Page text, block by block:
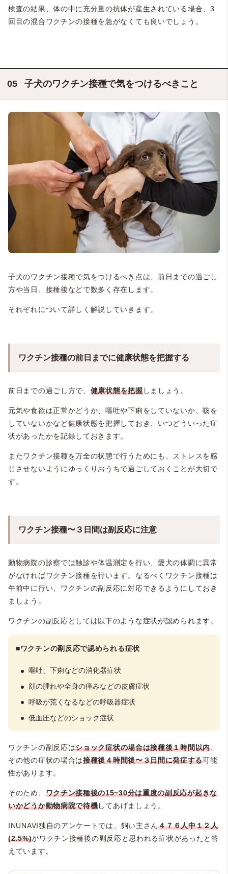
検査の結果、体の中に充分量の抗体が産生されている場合、3
回目の混合ワクチンの接種を急がなくても良いでしょう。
子犬のワクチン接種で気をつけるべきこと
子犬のワクチン接種で気をつけるべき点は、前日までの過ごし
方や当日、接種後などで数多く存在します。
それぞれについて詳しく解説していきます。
ワクチン接種の前日までに健康状態を把握する
前日までの過ごし方で、 健康状態を把握しましょう。
元気や食欲は正常かどうか、嘔吐や下痢をしていないか、咳を
していないかなど健康状態を把握しておき、いつどういった症
状があったかを記録しておきます。
またワクチン接種を万全の状態で行うためにも、ストレスを感
じさせないようにゆっくりおうちで過ごしておくことが大切で
す。
ワクチン接種〜３日間は副反応に注意
動物病院の診察では触診や体温測定を行い、愛犬の体調に異常
がなければワクチン接種を行います。なるべくワクチン接種は
午前中に行い、ワクチンの副反応に対応できるようにしておき
ましょう。
ワクチンの副反応としては以下のような症状が認められます。
■ワクチンの副反応で認められる症状
嘔吐、下痢などの消化器症状
顔の腫れや全身の痒みなどの皮膚症状
呼吸が荒くなるなどの呼吸器症状
低血圧などのショック症状
ワクチンの副反応はショック症状の場合は接種後１時間以内、
その他の症状の場合は接種後４時間後〜３日間に発症する可能
性があります。
そのため、 ワクチン接種後の15~30分は重度の副反応が起きな
いかどうか動物病院で待機してあげましょう。
INUNAVI独自のアンケートでは、飼い主さん４７６人中１２人
(2.5%)がワクチン接種後の副反応と思われる症状があったと答
えています。